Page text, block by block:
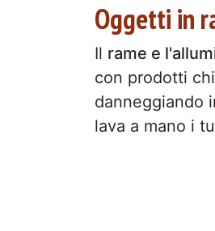
Oggetti in
Il rame e
con prodotti
danneggiando
lava a mano i